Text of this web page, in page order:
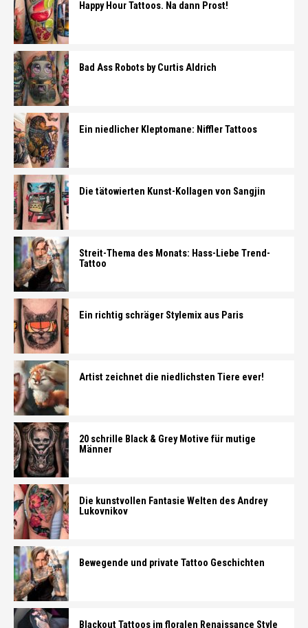
Happy Hour Tattoos. Na dann Prost!
Bad Ass Robots by Curtis Aldrich
Ein niedlicher Kleptomane: Niffler Tattoos
Die tätowierten Kunst-Kollagen von Sangjin
Streit-Thema des Monats: Hass-Liebe Trend-
Tattoo
Ein richtig schräger Stylemix aus Paris
Artist zeichnet die niedlichsten Tiere ever!
20 schrille Black & Grey Motive für mutige
Männer
Die kunstvollen Fantasie Welten des Andrey
Lukovnikov
Bewegende und private Tattoo Geschichten
Blackout Tattoos im floralen Renaissance Style